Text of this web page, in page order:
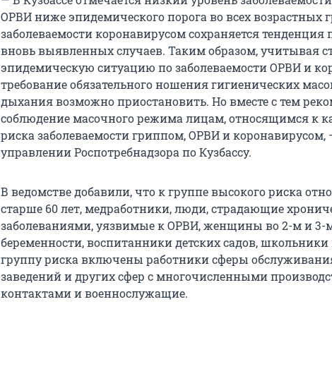
ОРВИ ниже эпидемического порога во всех возрастных
заболеваемости коронавирусом сохраняется
вновь выявленных случаев. Таким образом, учитывая
эпидемическую ситуацию по заболеваемости ОРВИ и
требование обязательного ношения гигиенических
дыхания возможно приостановить. Но вместе с тем
соблюдение масочного режима лицам, относящимся к
риска заболеваемости гриппом, ОРВИ и
управлении Роспотребнадзора по Кузбассу.
В ведомстве добавили, что к группе высокого риска
старше 60 лет, медработники, люди, страдающие
заболеваниями, уязвимые к ОРВИ, женщины во 2-м и 3-
беременности, воспитанники детских садов,
группу риска включены работники сферы
заведений и других сфер с многочисленными
контактами и военнослужащие.